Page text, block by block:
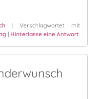
– so testest
|Verschlagwortet mit
| Hinterlasse eine Antwort